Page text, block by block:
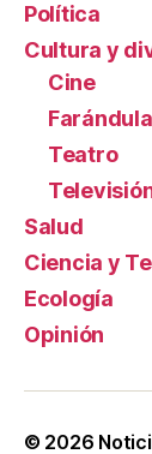
Política
Cultura y
Cine
Farándula
Teatro
Salud
Ciencia y
Ecología
Opinión
© 2026